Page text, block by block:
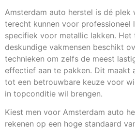
Amsterdam auto herstel is dé plek
terecht kunnen voor professioneel
specifiek voor metallic lakken. Het
deskundige vakmensen beschikt
technieken om zelfs de meest
effectief aan te pakken. Dit maakt
tot een betrouwbare keuze voor
in topconditie wil brengen.
Kiest men voor Amsterdam auto
rekenen op een hoge standaard